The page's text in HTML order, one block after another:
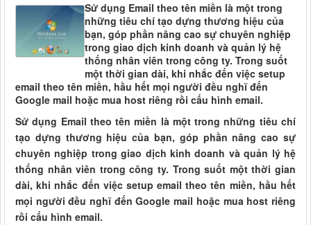
Sử dụng Email theo tên miền là một trong
những tiêu chí tạo dựng thương hiệu của
bạn, góp phần nâng cao sự chuyên nghiệp
trong giao dịch kinh doanh và quản lý hệ
thống nhân viên trong công ty. Trong suốt
một thời gian dài, khi nhắc đến việc setup
email theo tên miền, hầu hết mọi người đều nghĩ đến
Google mail hoặc mua host riêng rồi cấu hình email.
Sử dụng Email theo tên miền là một trong những tiêu chí
tạo dựng thương hiệu của bạn, góp phần nâng cao sự
chuyên nghiệp trong giao dịch kinh doanh và quản lý hệ
thống nhân viên trong công ty. Trong suốt một thời gian
dài, khi nhắc đến việc setup email theo tên miền, hầu hết
mọi người đều nghĩ đến Google mail hoặc mua host riêng
rồi cấu hình email.